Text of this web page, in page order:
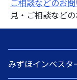
代表挨拶
アクセス
ご相談などのお
見・ご相談など
みずほインベスタ